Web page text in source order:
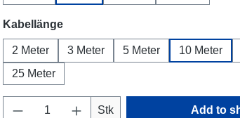
Select
Kabellänge
2 Meter 3 Meter 5 Meter 10 Meter
25 Meter
Product Quantity: Enter the
Stk Add to